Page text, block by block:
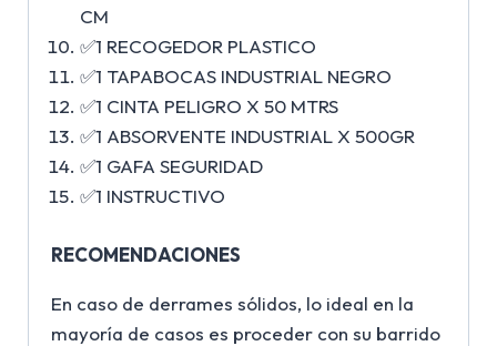
CM
✅1 RECOGEDOR PLASTICO
✅1 TAPABOCAS INDUSTRIAL NEGRO
✅1 CINTA PELIGRO X 50 MTRS
✅1 ABSORVENTE INDUSTRIAL X 500GR
✅1 GAFA SEGURIDAD
✅1 INSTRUCTIVO
RECOMENDACIONES
En caso de derrames sólidos, lo ideal en la
mayoría de casos es proceder con su barrido